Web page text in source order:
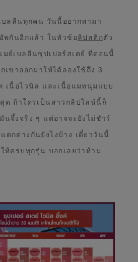
บลลีนทุกคน วันนี้อยากพามา
พกันอีกแล้ว ในหัวข้อลิปสติกตัว
มย์เบลลีนซุปเปอร์สเตย์ ที่ตอนนี้
เขาออกมาให้ได้ลองใช้ถึง 3
เนื้อไวนิล และเนื้อแมทนุ่มแบบ
ด ถ้าใครเป็นสาวกลิปไลน์นี้ก็
นจึ้งจริง ๆ แต่อาจจะยังไม่ชัวร์
ตกต่างกันยังไงบ้าง เดี๋ยววันนี้
ห้ครบทุกรุ่น บอกเลยว่าห้าม